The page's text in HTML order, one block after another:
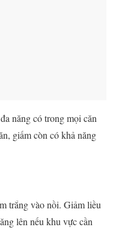
năng có trong mọi căn
giấm còn có khả năng
trắng vào nồi. Giảm liều
lên nếu khu vực cần